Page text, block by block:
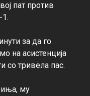
пат против
за да го
на асистенција
со тривела пас.
му